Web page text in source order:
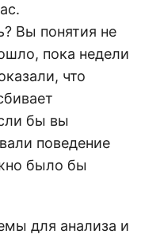
Вы понятия не
пока недели
что
бы вы
поведение
было бы
для анализа и